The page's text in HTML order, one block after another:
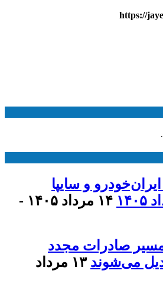
https://
و سایپا
۱۴ مرداد ۱۴۰۵ -
مسیر صادرات مجدد
می‌شوند
۱۳ مرداد